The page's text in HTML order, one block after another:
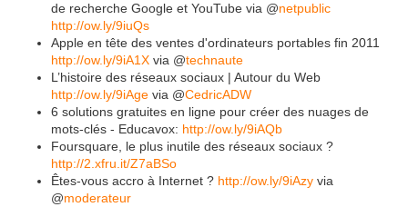
de recherche Google et YouTube via @netpublic
http://ow.ly/9iuQs
Apple en tête des ventes d'ordinateurs portables fin 2011
http://ow.ly/9iA1X via @technaute
L’histoire des réseaux sociaux | Autour du Web
http://ow.ly/9iAge via @CedricADW
6 solutions gratuites en ligne pour créer des nuages de
mots-clés - Educavox: http://ow.ly/9iAQb
Foursquare, le plus inutile des réseaux sociaux ?
http://2.xfru.it/Z7aBSo
Êtes-vous accro à Internet ? http://ow.ly/9iAzy via
@moderateur